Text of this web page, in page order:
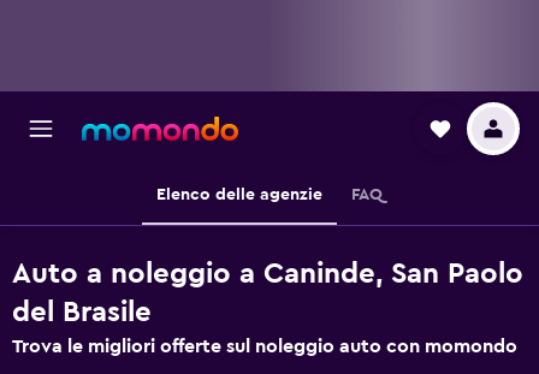
Elenco delle agenzie FAQ
Auto a noleggio a Caninde, San Paolo
del Brasile
Trova le migliori offerte sul noleggio auto con momondo